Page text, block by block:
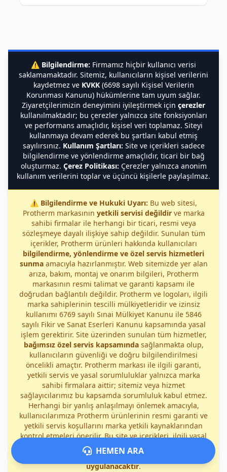
⚠️ Bilgilendirme: Firmamız hiçbir kullanıcı verisi
saklamamaktadır. Sitemiz, kullanıcıların kişisel verilerini
kaydetmez ve KVKK(6698 sayılı Kişisel Verilerin
Korunması Kanunu) hükümlerine tam uyum sağlar.
Ziyaretçilerimizin deneyimini iyileştirmek için çerezler
kullanılmaktadır; bu çerezler yalnızca site fonksiyonları
ve performans amaçlıdır, kişisel veri toplamaz. Siteyi
kullanmaya devam ederek bu şartları kabul etmiş
sayılırsınız. Kullanım Şartları: Site ve içerikleri sadece
bilgilendirme ve yönlendirme amaçlıdır, ticari bir bağ
oluşturmaz. Çerez Politikası: Çerezler yalnızca anonim
kullanım verilerini toplar ve üçüncü kişilerle paylaşılmaz.
⚠️ Bilgilendirme ve Hukuki Uyarı: Bu web sitesi,
Protherm markasının yetkili servisi değildirve marka
sahibi firmalar ile herhangi bir ticari, resmi veya
sözleşmeye dayalı ilişkiye sahip değildir. Sunulan tüm
içerikler, Protherm ürünleri hakkında kullanıcıları
bilgilendirme, yönlendirme ve özel servis hizmetleri
sunmaamacıyla hazırlanmıştır. Web sitemizde yer alan
arıza, bakım, montaj ve onarım bilgileri, Protherm
markasının resmi talimat ve garanti kapsamı ile
doğrudan bağlantılı değildir. Protherm ve logoları, ilgili
marka sahiplerinin tescilli mülkiyetleridir ve izinsiz
kullanımı 6769 sayılı Sınai Mülkiyet Kanunu ile 5846
sayılı Fikir ve Sanat Eserleri Kanunu kapsamında yasal
işlem gerektirir. Site üzerinden sunulan tüm hizmetler,
bağımsız özel servis kapsamındasağlanmakta olup,
kullanıcıların güvenliği ve doğru bilgilendirilmesi
öncelikli amaçtır. Protherm markası ile ilgili garanti,
yetkili servis ve yasal sorumluluklar yalnızca marka
sahibi firmalara aittir; sitemiz veya hizmet
sağlayıcılarımız bu kapsamda sorumluluk kabul etmez.
Herhangi bir yanlış anlaşılmayı önlemek amacıyla,
kullanıcılarımıza Protherm ürünlerinin resmi garanti ve
yetkili servis koşullarını marka yetkili kaynaklarından
kontrol etmeleri önerilir. Bu site ve içerikleri, ilgili yasal
mevzuat uyarınca korunmakta olup, izinsiz kopyalama,
dağıtma veya ticari kullanım durumunda
uygulanacaktır.
HEMEN ARA